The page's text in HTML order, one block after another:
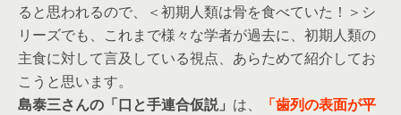
ると思われるので、＜初期人類は骨を食べていた！＞シ
リーズでも、これまで様々な学者が過去に、初期人類の
主食に対して言及している視点、あらためて紹介してお
こうと思います。
島泰三さんの「口と手連合仮説」 は、
「歯列の表面が平